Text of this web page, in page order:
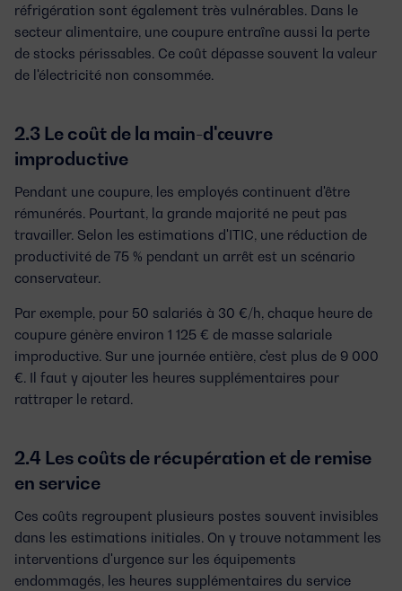
réfrigération sont également très vulnérables. Dans le
secteur alimentaire, une coupure entraîne aussi la perte
de stocks périssables. Ce coût dépasse souvent la valeur
de l'électricité non consommée.
2.3 Le coût de la main-d'œuvre
improductive
Pendant une coupure, les employés continuent d'être
rémunérés. Pourtant, la grande majorité ne peut pas
travailler. Selon les estimations d'ITIC, une réduction de
productivité de 75 % pendant un arrêt est un scénario
conservateur.
Par exemple, pour 50 salariés à 30 €/h, chaque heure de
coupure génère environ 1 125 € de masse salariale
improductive . Sur une journée entière, c'est plus de 9 000
€. Il faut y ajouter les heures supplémentaires pour
rattraper le retard.
2.4 Les coûts de récupération et de remise
en service
Ces coûts regroupent plusieurs postes souvent invisibles
dans les estimations initiales. On y trouve notamment les
interventions d'urgence sur les équipements
endommagés, les heures supplémentaires du service